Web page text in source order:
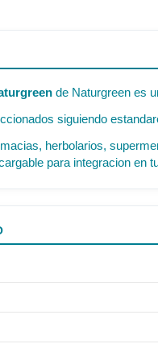
de Naturgreen es
siguiendo
herbolarios,
para integracion en